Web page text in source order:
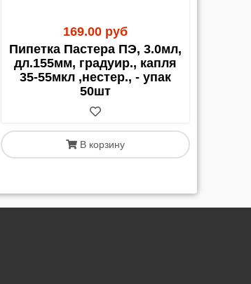
169.00 руб
Пипетка Пастера ПЭ, 3.0мл,
дл.155мм, градуир., капля
35-55мкл ,нестер., - упак
50шт
В корзину